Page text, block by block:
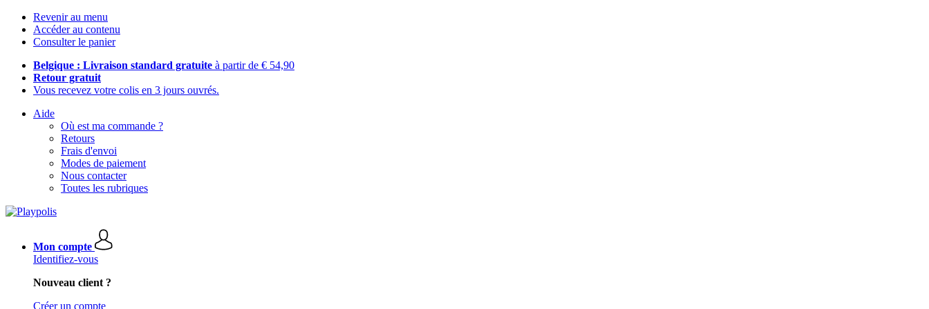
Revenir au menu
Accéder au contenu
Consulter le panier
Belgique : Livraison standard gratuite à partir de € 54,90
Retour gratuit
Vous recevez votre colis en 3 jours ouvrés.
Aide
Où est ma commande ?
Retours
Frais d'envoi
Modes de paiement
Nous contacter
Toutes les rubriques
Mon compte
Identifiez-vous
Nouveau client ?
Créer un compte